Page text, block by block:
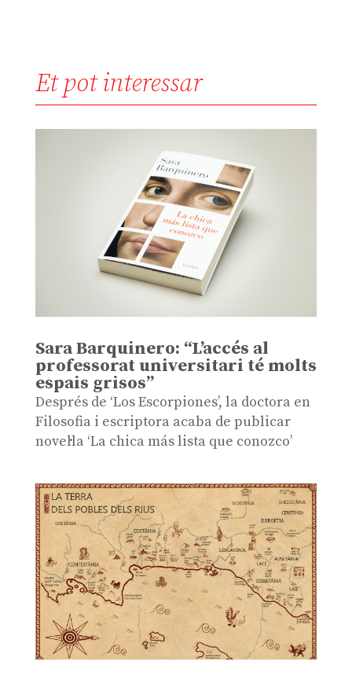
Et pot interessar
Sara Barquinero: “L’accés al
professorat universitari té molts
espais grisos”
Després de ‘Los Escorpiones’, la doctora en
Filosofia i escriptora acaba de publicar
novel·la ‘La chica más lista que conozco’